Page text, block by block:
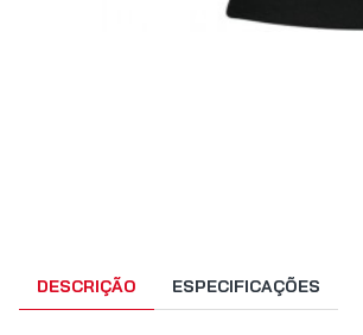
DESCRIÇÃO ESPECIFICAÇÕES